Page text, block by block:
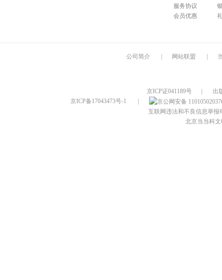
服务协议
会员优惠
公司简介 网站联盟
京ICP证041189号
出
京ICP备17043473号-1
互联网违法和不良信息举报
北京当当科